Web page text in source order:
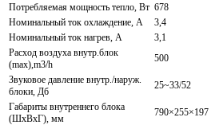
Потребляемая мощность тепло, Вт 678
Номинальный ток охлаждение, А
3,4
Номинальный ток нагрев, А
3,1
Расход воздуха внутр.блок
(max),m3/h
500
Звуковое давление внутр./наруж.
блоки, Дб
25~33/52
Габариты внутреннего блока
(ШхВхГ), мм
790×255×197